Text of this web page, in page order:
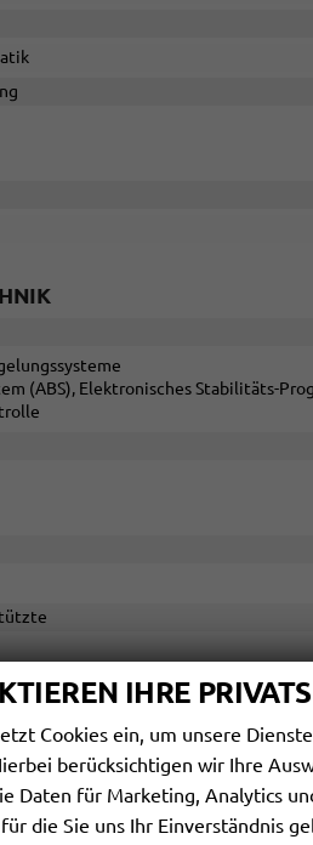
(ABS), Elektronisches Stabilitäts-
IHRE
Cookies ein, um unsere
berücksichtigen wir Ihre
Daten für Marketing, Analytics
die Sie uns Ihr Einverständnis